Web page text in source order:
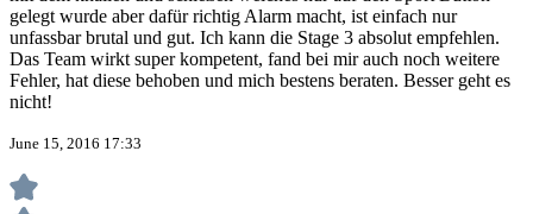
gelegt wurde aber dafür richtig Alarm macht, ist einfach nur
unfassbar brutal und gut. Ich kann die Stage 3 absolut empfehlen.
Das Team wirkt super kompetent, fand bei mir auch noch weitere
Fehler, hat diese behoben und mich bestens beraten. Besser geht es
nicht!
June 15, 2016 17:33